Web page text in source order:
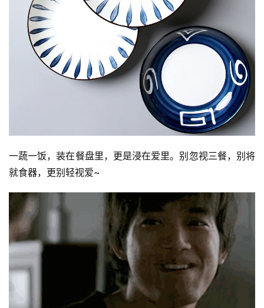
一蔬一饭，装在餐盘里，更是浸在爱里。别忽视三餐，别将
就食器，更别轻视爱~